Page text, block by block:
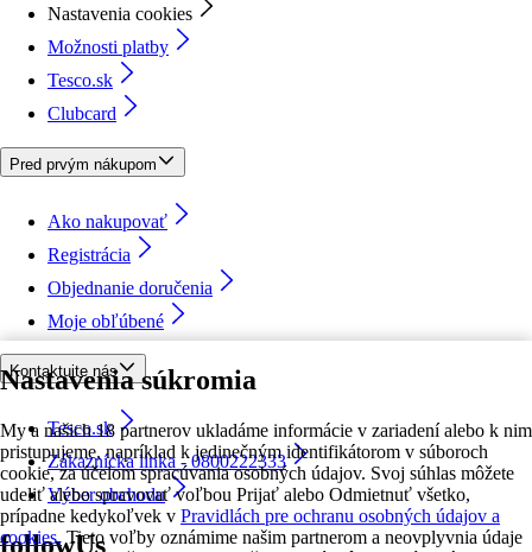
Nastavenia súkromia
My a našich 18 partnerov ukladáme informácie v zariadení alebo k nim
pristupujeme, napríklad k jedinečným identifikátorom v súboroch
cookie, za účelom spracúvania osobných údajov. Svoj súhlas môžete
udeliť alebo spravovať voľbou Prijať alebo Odmietnuť všetko,
prípadne kedykoľvek v Pravidlách pre ochranu osobných údajov a
cookies. Tieto voľby oznámime našim partnerom a neovplyvnia údaje
Nastavenia cookies
Možnosti platby
Tesco.sk
Clubcard
Pred prvým nákupom
Ako nakupovať
Registrácia
Objednanie doručenia
Moje obľúbené
Kontaktujte nás
Tesco.sk
Zákaznícka linka - 0800222333
Výber obchodu
followUs